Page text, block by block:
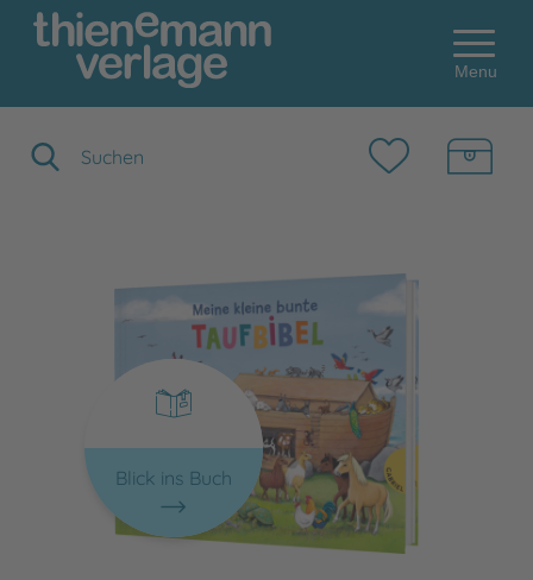
Menu
Blick ins Buch